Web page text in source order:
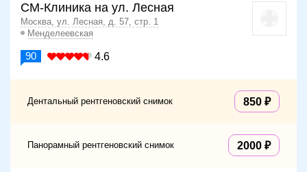
СМ-Клиника на ул. Лесная
Москва, ул. Лесная, д. 57, стр. 1
Менделеевская
90 4.6
Дентальный рентгеновский снимок 850
Панорамный рентгеновский снимок 2000